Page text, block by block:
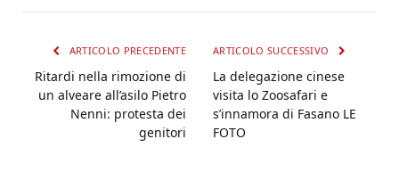
ARTICOLO PRECEDENTE
Ritardi nella rimozione di
un alveare all’asilo Pietro
Nenni: protesta dei
genitori
ARTICOLO SUCCESSIVO
La delegazione cinese
visita lo Zoosafari e
s’innamora di Fasano LE
FOTO